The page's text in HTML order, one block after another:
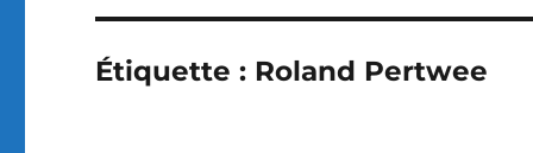
Étiquette : Roland Pertwee